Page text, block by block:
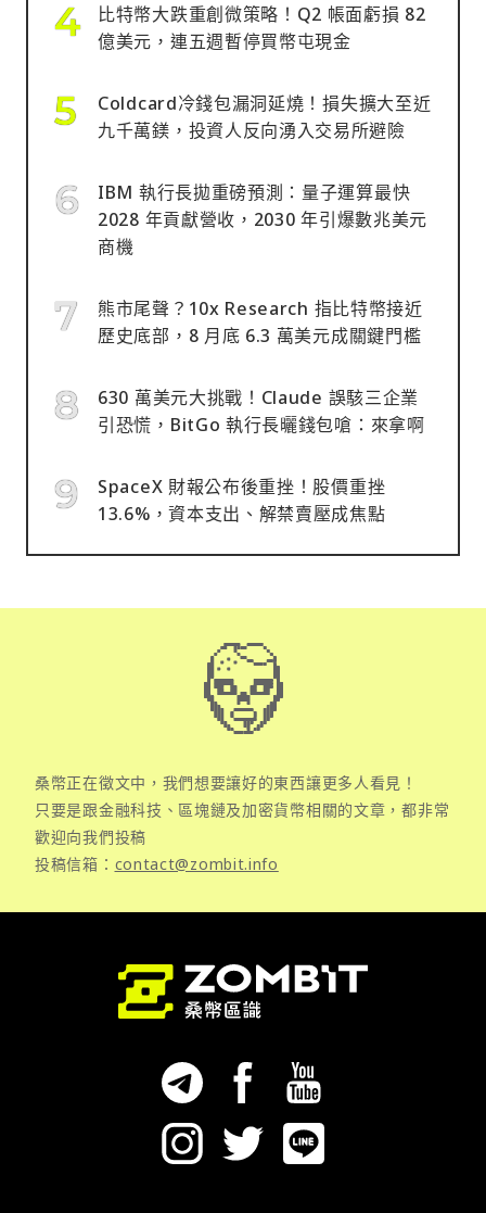
比特幣大跌重創微策略！Q2 帳面虧損 82
億美元，連五週暫停買幣屯現金
Coldcard冷錢包漏洞延燒！損失擴大至近
九千萬鎂，投資人反向湧入交易所避險
IBM 執行長拋重磅預測：量子運算最快
2028 年貢獻營收，2030 年引爆數兆美元
商機
熊市尾聲？10x Research 指比特幣接近
歷史底部，8 月底 6.3 萬美元成關鍵門檻
630 萬美元大挑戰！Claude 誤駭三企業
引恐慌，BitGo 執行長曬錢包嗆：來拿啊
SpaceX 財報公布後重挫！股價重挫
13.6%，資本支出、解禁賣壓成焦點
桑幣正在徵文中，我們想要讓好的東西讓更多人看見！
只要是跟金融科技、區塊鏈及加密貨幣相關的文章，都非常
歡迎向我們投稿
投稿信箱： contact@zombit.info